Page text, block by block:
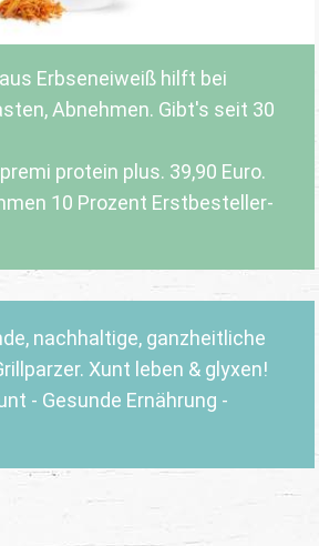
Erbseneiweiß hilft bei
Abnehmen. Gibt's seit 30
premi protein plus. 39,90 Euro.
10 Prozent Erstbesteller-
nachhaltige, ganzheitliche
Xunt leben & glyxen!
- Gesunde Ernährung -